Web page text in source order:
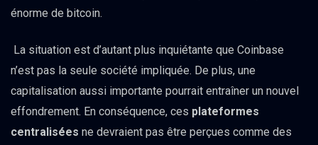
énorme de bitcoin.
La situation est d’autant plus inquiétante que Coinbase
n’est pas la seule société impliquée. De plus, une
capitalisation aussi importante pourrait entraîner un nouvel
effondrement. En conséquence, ces plateformes
centralisées ne devraient pas être perçues comme des